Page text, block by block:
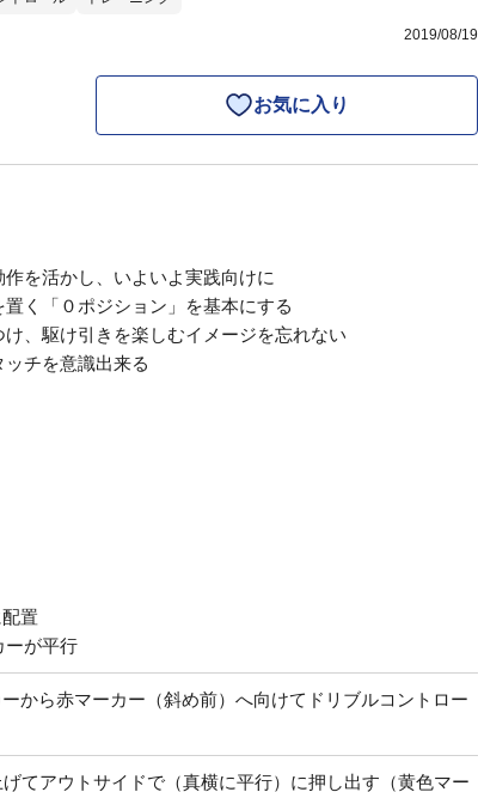
2019/08/19
お気に入り
を活かし、いよいよ実践向けに
く「０ポジション」を基本にする
、駆け引きを楽しむイメージを忘れない
チを意識出来る
置
ーが平行
から赤マーカー（斜め前）へ向けてドリブルコントロー
てアウトサイドで（真横に平行）に押し出す（黄色マー